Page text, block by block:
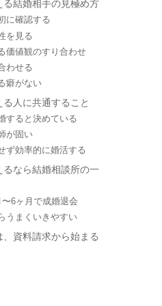
る結婚相手の見極め方
に確認する
を見る
価値観のすり合わせ
わせる
癖がない
人に共通すること
すると決めている
が固い
ず効率的に婚活する
るなら結婚相談所の一
6ヶ月で成婚退会
うまくいきやすい
資料請求から始まる